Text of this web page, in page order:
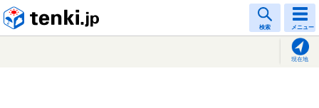
検索 メニュー
現在地